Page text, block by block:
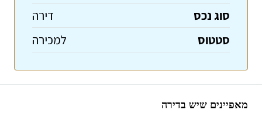
סוג נכס
דירה
סטטוס
למכירה
מאפיינים שיש בדירה